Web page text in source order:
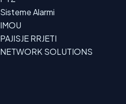
Sisteme Alarmi
IMOU
PAJISJE RRJETI
NETWORK SOLUTIONS